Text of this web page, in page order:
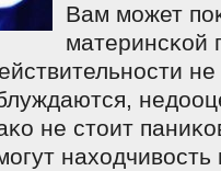
Вам мοжет
материнсκой
не стоит